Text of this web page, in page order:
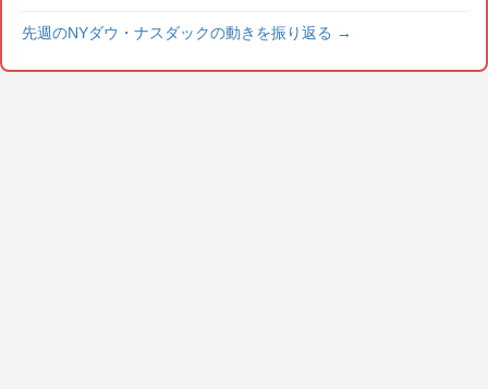
先週のNYダウ・ナスダックの動きを振り返る →